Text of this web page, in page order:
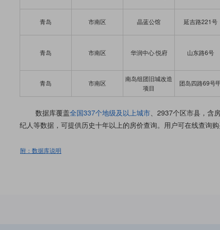
青岛 市南区 晶蓝公馆 延吉路221号
青岛 市南区 华润中心·悦府 山东路6号
青岛 市南区
南岛组团旧城改造
项目
团岛四路69号
数据库覆盖全国337个地级及以上城市、2937个区市县，含
纪人等数据，可提供历史十年以上的房价查询。用户可在线查询
附：数据库说明